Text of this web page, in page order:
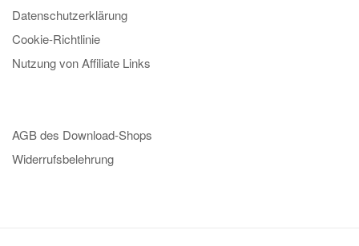
Datenschutzerklärung
Cookie-Richtlinie
Nutzung von Affiliate Links
AGB des Download-Shops
Widerrufsbelehrung